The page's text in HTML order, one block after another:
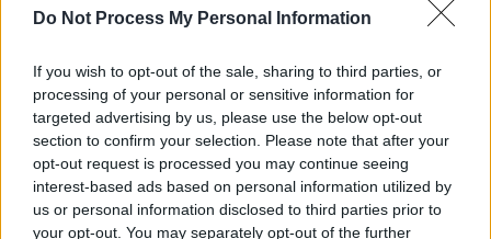
Do Not Process My Personal Information
If you wish to opt-out of the sale, sharing to third parties, or
processing of your personal or sensitive information for
targeted advertising by us, please use the below opt-out
section to confirm your selection. Please note that after your
opt-out request is processed you may continue seeing
interest-based ads based on personal information utilized by
us or personal information disclosed to third parties prior to
your opt-out. You may separately opt-out of the further
«Οι ενέργειες του Ιράν στο Στενό είναι
ΗΠΑ και δεν θα μείνουν ατιμώρητες», είπε
αμερικανός αξιωματούχος σε
δημοσιογράφους υπό τον όρο να μην
κατονομαστεί, έπειτα από τη δημοσιοποίηση
εγγράφου του υπουργείου Οικονομικών που
απαγόρευσε «νέες συναλλαγές» ιρανικών